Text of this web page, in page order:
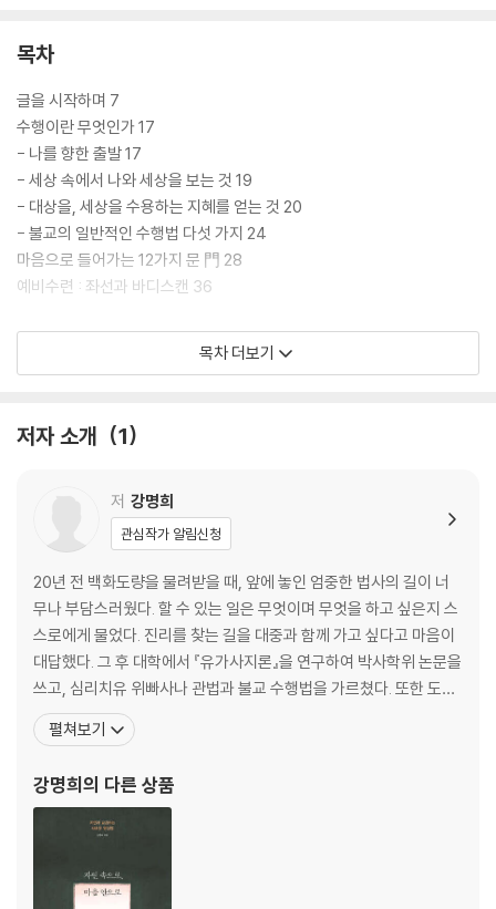
목차
글을 시작하며 7
수행이란 무엇인가 17
- 나를 향한 출발 17
- 세상 속에서 나와 세상을 보는 것 19
- 대상을, 세상을 수용하는 지혜를 얻는 것 20
- 불교의 일반적인 수행법 다섯 가지 24
마음으로 들어가는 12가지 문 門 28
예비수련 : 좌선과 바디스캔 36
1문 몸관찰 - 몸을 통해 마음 관찰하기
관찰이란 그냥 그대로 바라보는 것 41
- 물질이 몸을 만든다 48
- 욕심이 몸을 만든다 55
- 개념과 생각이 몸을 만든다 60
- 나라는 생각이 몸을 만든다 61
- 외부의 조건이 자연 환경과 몸을 만든다 62
? 묻고 답하기 63
일체가 다 고통이 모여서 만든다 64
2문 부정관 - 몸관찰하며 몸을 부정하기
부처님 당시의 부정관 72
? 묻고 답하기 76
- 몸의 요소 관찰하기와 없애기 77
? 묻고 답하기 80
- 마음의 요소 부정하기 87
? 묻고 답하기 91
목차 더보기
저자 소개 1
저 강명희
관심작가 알림신청
20년 전 백화도량을 물려받을 때, 앞에 놓인 엄중한 법사의 길이 너
무나 부담스러웠다. 할 수 있는 일은 무엇이며 무엇을 하고 싶은지 스
스로에게 물었다. 진리를 찾는 길을 대중과 함께 가고 싶다고 마음이
대답했다. 그 후 대학에서 『유가사지론』을 연구하여 박사학위 논문을
쓰고, 심리치유 위빠사나 관법과 불교 수행법을 가르쳤다. 또한 도량
에서 수행에 관심 있는 신도들과 5정심관 불교 수행법을 익히고 실습
하면서 무아無我를 넘어 대아大我를 키우는 명상법의 필요를 절감
에 기반한 현실 수행에 정진하면서 도반들과 함께
펼쳐보기
강명희의 다른 상품